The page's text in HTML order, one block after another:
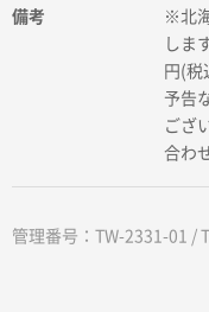
備考
※北
しま
円(税
予告
ござ
合わ
管理番号：TW-2331-01 /